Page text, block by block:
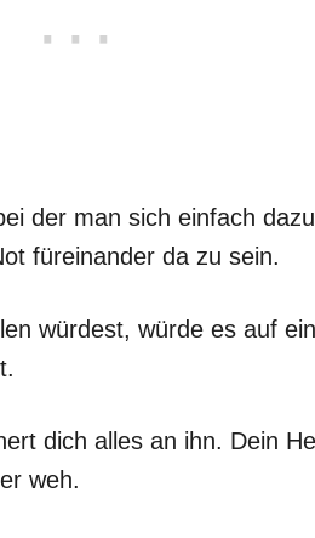
der man sich einfach
füreinander da zu sein.
würdest, würde es auf
dich alles an ihn. Dein
weh.